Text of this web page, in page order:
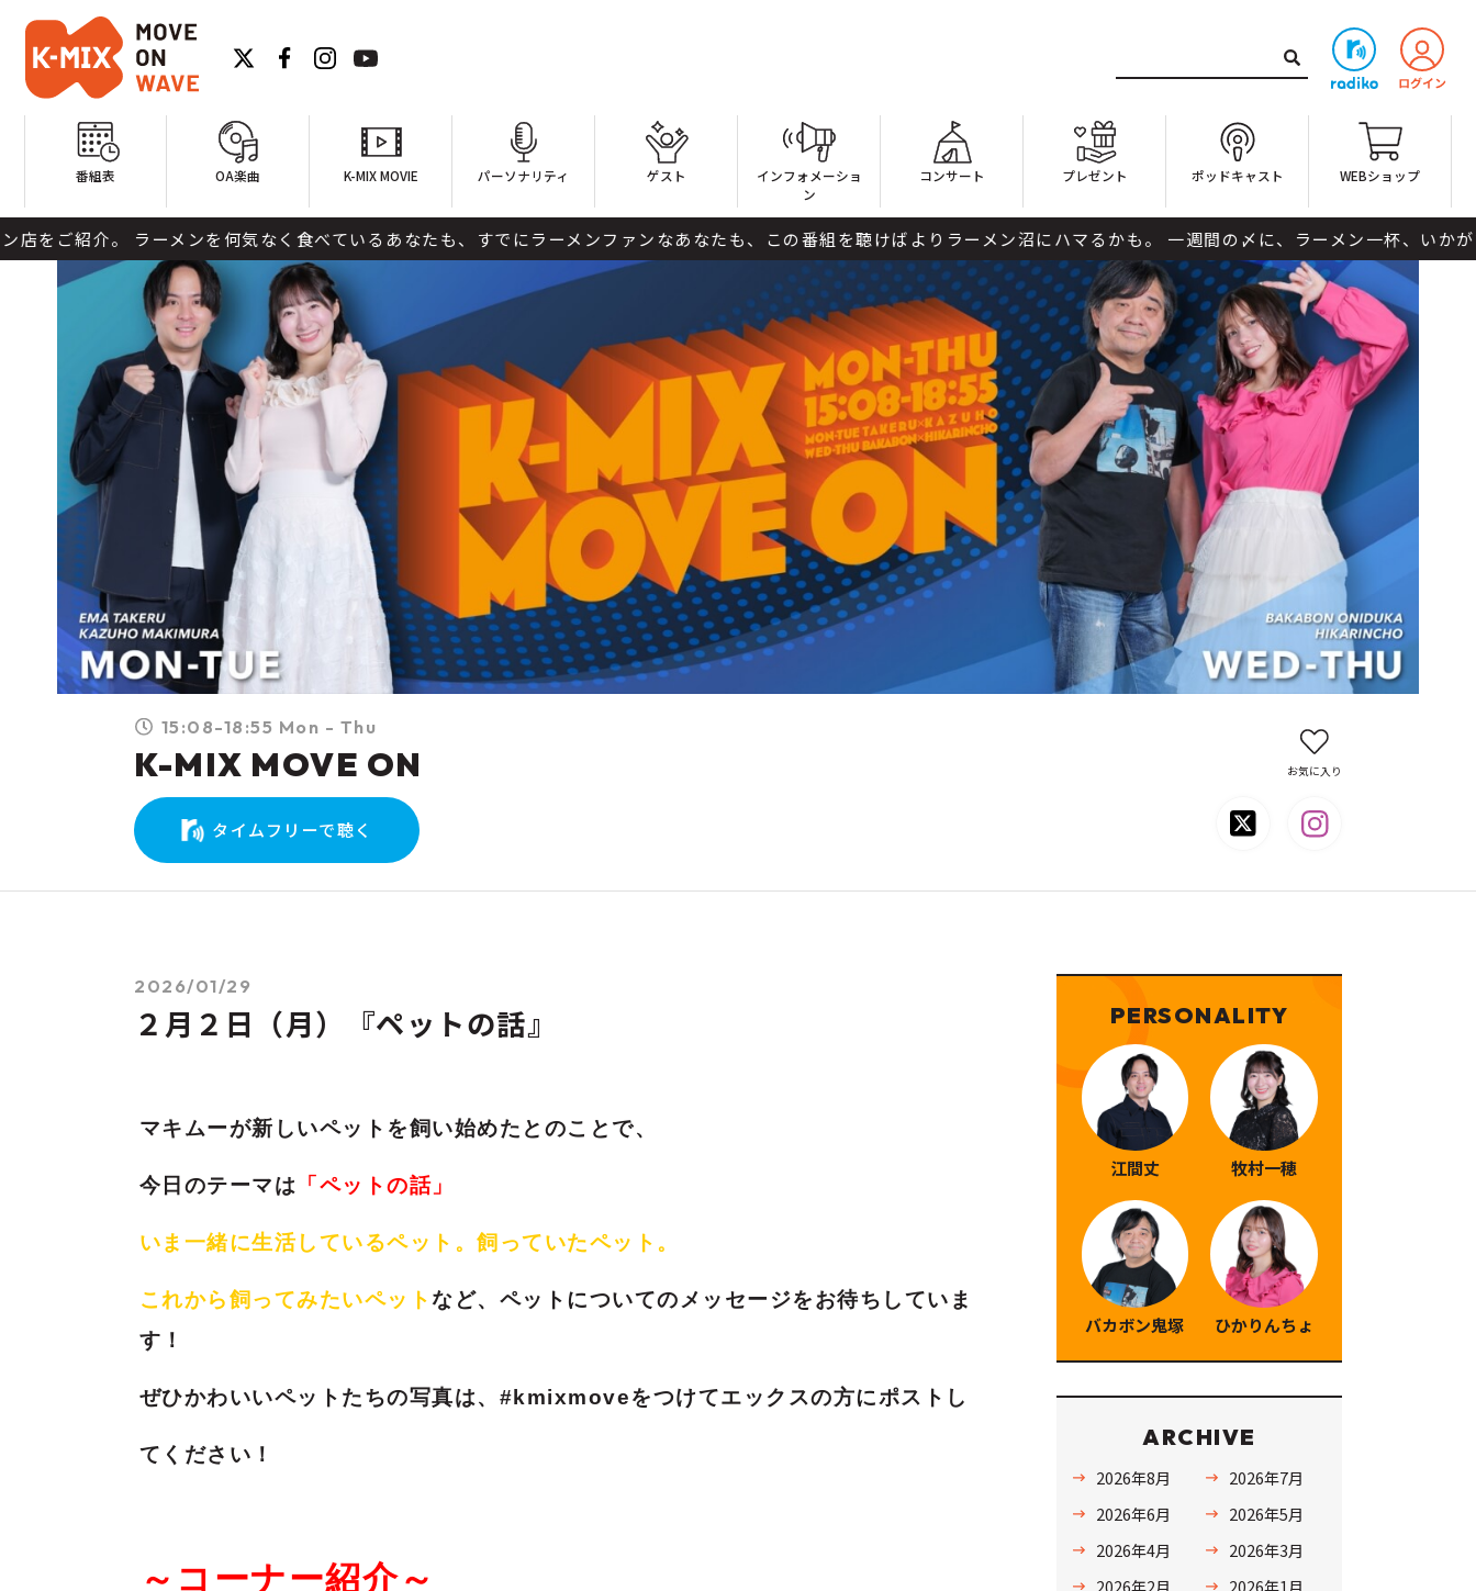
番組表 OA楽曲 K-MIX MOVIE パーソナリティ ゲスト
インフォメーショ
ン
コンサート プレゼント ポッドキャスト WEBショップ
ンを何気なく食べているあなたも、すでにラーメンファンなあなたも、この番組を聴けばよりラーメン沼にハマるかも。 一週間の〆に、ラーメン一杯、いかがですか？
15:08-18:55 Mon - Thu
K-MIX MOVE ON
タイムフリーで聴く
お気に入り
2026/01/29
２月２日（月）『ペットの話』
マキムーが新しいペットを飼い始めたとのことで、
今日のテーマは 「ペットの話」
いま一緒に生活しているペット。飼っていたペット。
これから飼ってみたいペットなど、ペットについてのメッセージをお待ちしていま
す！
ぜひかわいいペットたちの写真は、#kmixmoveをつけてエックスの方にポストし
てください！
～コーナー紹介～
PERSONALITY
江間丈 牧村一穂
バカボン鬼塚 ひかりんちょ
ARCHIVE
2026年8月
2026年7月
2026年6月
2026年5月
2026年4月
2026年3月
2026年2月
2026年1月